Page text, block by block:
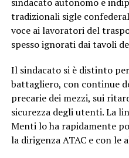
tradizionali sigle
voce ai lavoratori del
spesso ignorati dai tavoli
Il sindacato si è distinto
battagliero, con continue
precarie dei mezzi, sui
sicurezza degli utenti. La
Menti lo ha rapidamente
la dirigenza ATAC e con le